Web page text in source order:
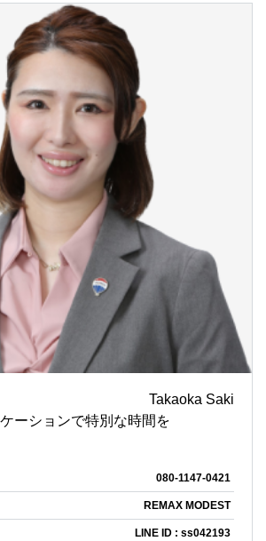
Takaoka Saki
ーションで特別な時間を
080-1147-0421
REMAX MODEST
LINE ID : ss042193